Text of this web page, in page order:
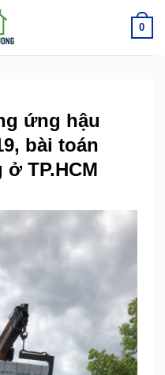
0
ứng hậu
bài toán
TP.HCM